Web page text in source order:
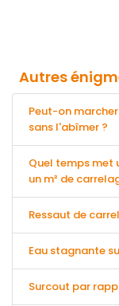
Autres
Peut-on
sans l'abîmer ?
Quel temps met
un m² de
Ressaut de
Eau stagnante
Surcout par